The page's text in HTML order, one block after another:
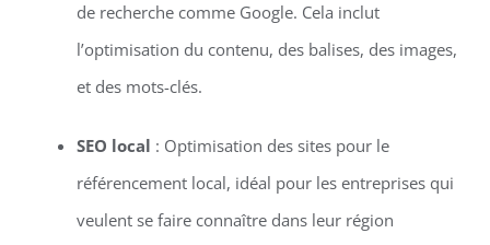
de recherche comme Google. Cela inclut
l’optimisation du contenu, des balises, des images,
et des mots-clés.
SEO local : Optimisation des sites pour le
référencement local, idéal pour les entreprises qui
veulent se faire connaître dans leur région